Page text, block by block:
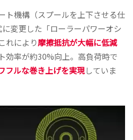
ト機構（スプールを上下させる仕
変更した「ローラーパワーオシ
れにより摩擦抵抗が大幅に低減
効率が約30%向上。高負荷時で
フルな巻き上げを実現していま